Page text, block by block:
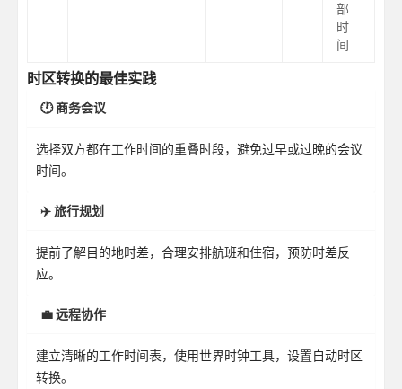
部
时
间
时区转换的最佳实践
🕐 商务会议
选择双方都在工作时间的重叠时段，避免过早或过晚的会议
时间。
✈️ 旅行规划
提前了解目的地时差，合理安排航班和住宿，预防时差反
应。
💼 远程协作
建立清晰的工作时间表，使用世界时钟工具，设置自动时区
转换。